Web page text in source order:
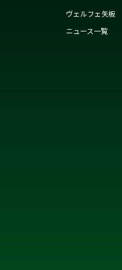
ヴェルフェ矢板
ニュース一覧